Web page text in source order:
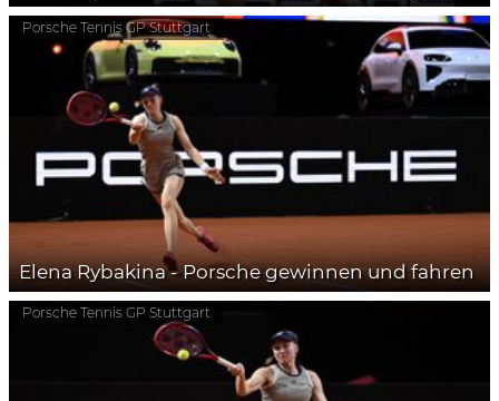
Porsche Tennis GP Stuttgart
Elena Rybakina - Porsche gewinnen und fahren
Porsche Tennis GP Stuttgart